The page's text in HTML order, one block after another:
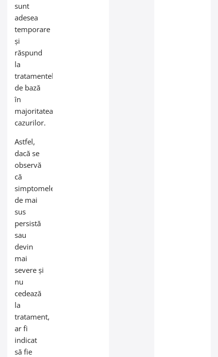
sunt
adesea
temporare
și
răspund
la
tratamentele
de bază
în
majoritatea
cazurilor.
Astfel,
dacă se
observă
că
simptomele
de mai
sus
persistă
sau
devin
mai
severe și
nu
cedează
la
tratament,
ar fi
indicat
să fie